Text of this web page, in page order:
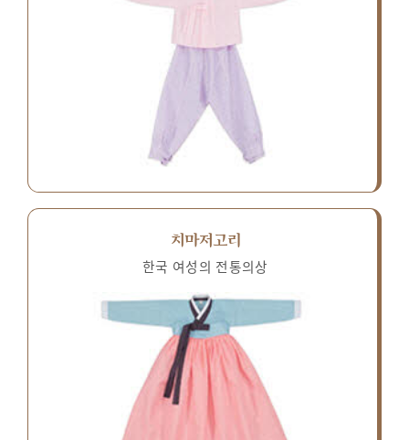
치마저고리
한국 여성의 전통의상